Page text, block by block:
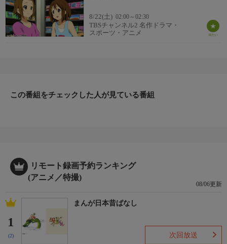
【原作】かきふらい【脚本】吉田玲子
制作
桜高軽音部 2010
山田尚子
8/22(土) 02:00～02:30
TBSチャンネル2 名作ドラマ・
スポーツ・アニメ
この番組をチェックした人が見ている番組
リモート録画予約ランキング
(アニメ／特撮)
08/06更新
1
(2)
まんが日本昔ばなし
次回放送